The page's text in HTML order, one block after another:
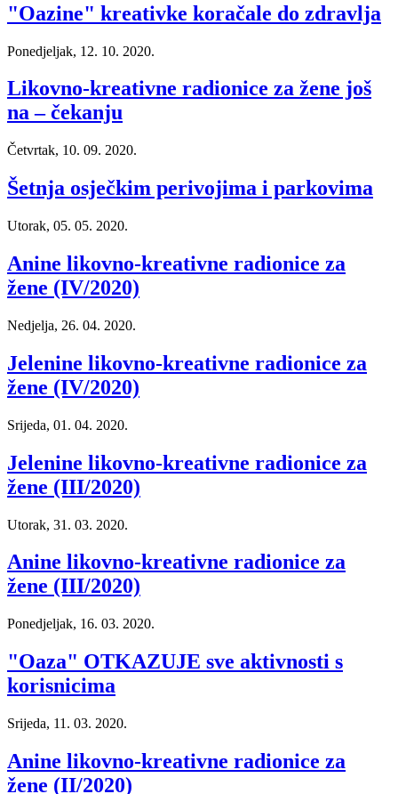
"Oazine" kreativke koračale do zdravlja
Ponedjeljak, 12. 10. 2020.
Likovno-kreativne radionice za žene još
na – čekanju
Četvrtak, 10. 09. 2020.
Šetnja osječkim perivojima i parkovima
Utorak, 05. 05. 2020.
Anine likovno-kreativne radionice za
žene (IV/2020)
Nedjelja, 26. 04. 2020.
Jelenine likovno-kreativne radionice za
žene (IV/2020)
Srijeda, 01. 04. 2020.
Jelenine likovno-kreativne radionice za
žene (III/2020)
Utorak, 31. 03. 2020.
Anine likovno-kreativne radionice za
žene (III/2020)
Ponedjeljak, 16. 03. 2020.
"Oaza" OTKAZUJE sve aktivnosti s
korisnicima
Srijeda, 11. 03. 2020.
Anine likovno-kreativne radionice za
žene (II/2020)